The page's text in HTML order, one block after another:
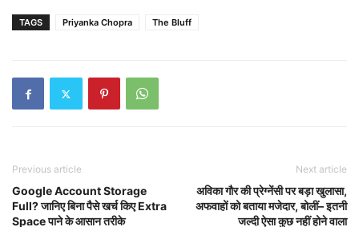
TAGS Priyanka Chopra The Bluff
Previous article
Google Account Storage
Full? जानिए बिना पैसे खर्च किए Extra
Space पाने के आसान तरीके
Next article
अविका गौर की प्रेग्नेंसी पर बड़ा खुलासा,
अफवाहों को बताया मजेदार, बोलीं– इतनी
जल्दी ऐसा कुछ नहीं होने वाला